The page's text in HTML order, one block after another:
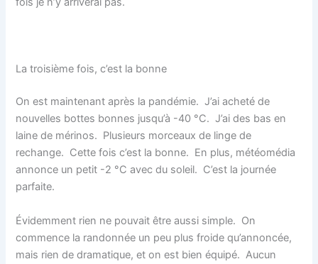
La troisième fois, c’est la bonne
On est maintenant après la pandémie. J’ai acheté de
nouvelles bottes bonnes jusqu’à -40 °C. J’ai des bas en
laine de mérinos. Plusieurs morceaux de linge de
rechange. Cette fois c’est la bonne. En plus, météomédia
annonce un petit -2 °C avec du soleil. C’est la journée
parfaite.
Évidemment rien ne pouvait être aussi simple. On
commence la randonnée un peu plus froide qu’annoncée,
mais rien de dramatique, et on est bien équipé. Aucun